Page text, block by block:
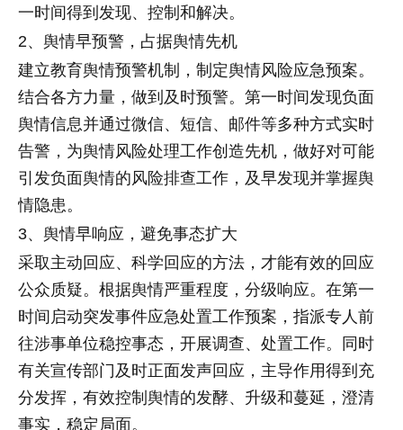
一时间得到发现、控制和解决。
2、舆情早预警，占据舆情先机
建立教育舆情预警机制，制定舆情风险应急预案。
结合各方力量，做到及时预警。第一时间发现负面
舆情信息并通过微信、短信、邮件等多种方式实时
告警，为舆情风险处理工作创造先机，做好对可能
引发负面舆情的风险排查工作，及早发现并掌握舆
情隐患。
3、舆情早响应，避免事态扩大
采取主动回应、科学回应的方法，才能有效的回应
公众质疑。根据舆情严重程度，分级响应。在第一
时间启动突发事件应急处置工作预案，指派专人前
往涉事单位稳控事态，开展调查、处置工作。同时
有关宣传部门及时正面发声回应，主导作用得到充
分发挥，有效控制舆情的发酵、升级和蔓延，澄清
事实，稳定局面。